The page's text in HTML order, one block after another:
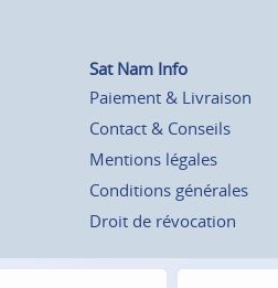
Sat Nam Info
Paiement & Livraison
Contact & Conseils
Mentions légales
Conditions générales
Droit de révocation